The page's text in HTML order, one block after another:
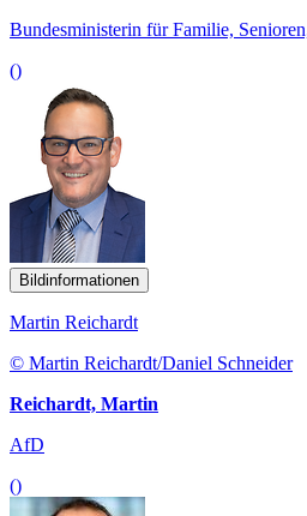
Bundesministerin für Familie,
()
Bildinformationen
Martin Reichardt
© Martin Reichardt/Daniel Schneider
Reichardt, Martin
AfD
()